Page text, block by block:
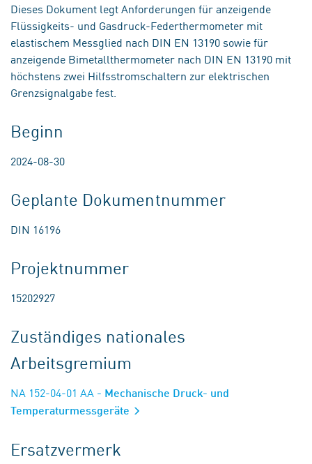
Dieses Dokument legt Anforderungen für anzeigende
Flüssigkeits- und Gasdruck-Federthermometer mit
elastischem Messglied nach DIN EN 13190 sowie für
anzeigende Bimetallthermometer nach DIN EN 13190 mit
höchstens zwei Hilfsstromschaltern zur elektrischen
Grenzsignalgabe fest.
Beginn
2024-08-30
Geplante Dokumentnummer
DIN 16196
Projektnummer
15202927
Zuständiges nationales
Arbeitsgremium
NA 152-04-01 AA - Mechanische Druck- und
Temperaturmessgeräte
Ersatzvermerk